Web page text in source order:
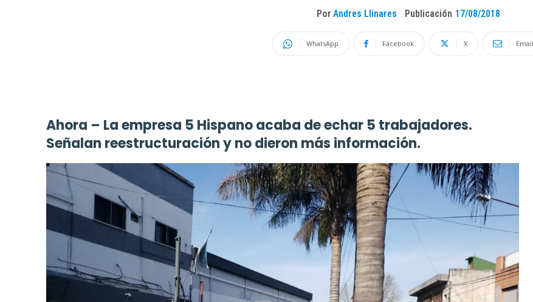
Por Andres Llinares Publicación 17/08/2018
WhatsApp Facebook X Email
Ahora – La empresa 5 Hispano acaba de echar 5 trabajadores.
Señalan reestructuración y no dieron más información.